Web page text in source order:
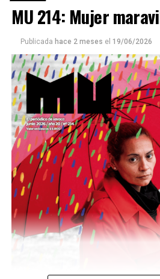
Este número 215 de MU ☝️viene
podría ser una frase:
Sin
Descargar la Mu en PDF
MU 214: Mujer
Publicada hace 2 meses el 19/06/2026